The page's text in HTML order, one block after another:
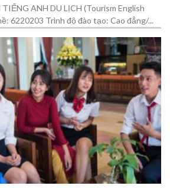
ANH DU LỊCH (Tourism English
6220203 Trình độ đào tạo: Cao đẳng/...